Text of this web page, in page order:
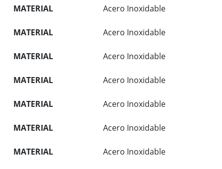
MATERIAL Acero Inoxidable
MATERIAL Acero Inoxidable
MATERIAL Acero Inoxidable
MATERIAL Acero Inoxidable
MATERIAL Acero Inoxidable
MATERIAL Acero Inoxidable
MATERIAL Acero Inoxidable